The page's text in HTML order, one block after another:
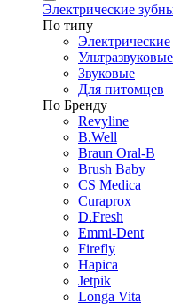
Электрические
По типу
Электрические
Ультразвуковые
Звуковые
Для питомцев
По Бренду
Revyline
B.Well
Braun Oral-B
Brush Baby
CS Medica
Curaprox
D.Fresh
Emmi-Dent
Firefly
Hapica
Jetpik
Longa Vita